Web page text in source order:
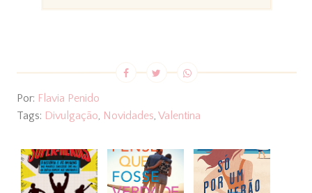
Por: Flavia Penido
Tags: Divulgação, Novidades, Valentina